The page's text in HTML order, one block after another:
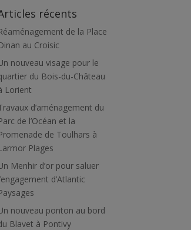
récents
de la Place
au Croisic
nouveau visage pour le
du Bois-du-Château
Lorient
d’aménagement du
de l’Océan et la
de Toulhars à
Plages
Menhir d’or pour saluer
d’Atlantic
nouveau ponton au bord
Blavet à Pontivy